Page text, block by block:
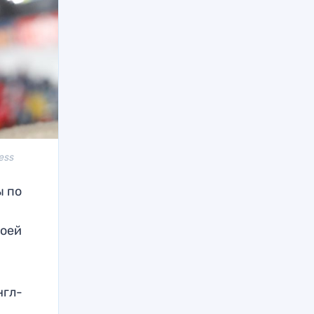
по